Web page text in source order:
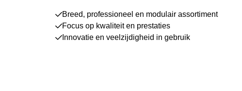
Breed, professioneel en modulair assortiment
Focus op kwaliteit en prestaties
Innovatie en veelzijdigheid in gebruik